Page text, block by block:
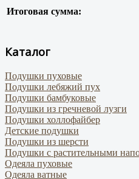
Итоговая сумма:
Каталог
Подушки пуховые
Подушки лебяжий пух
Подушки бамбуковые
Подушки из гречневой лузги
Подушки холлофайбер
Детские подушки
Подушки из шерсти
Подушки с растительными
Одеяла пуховые
Одеяла ватные